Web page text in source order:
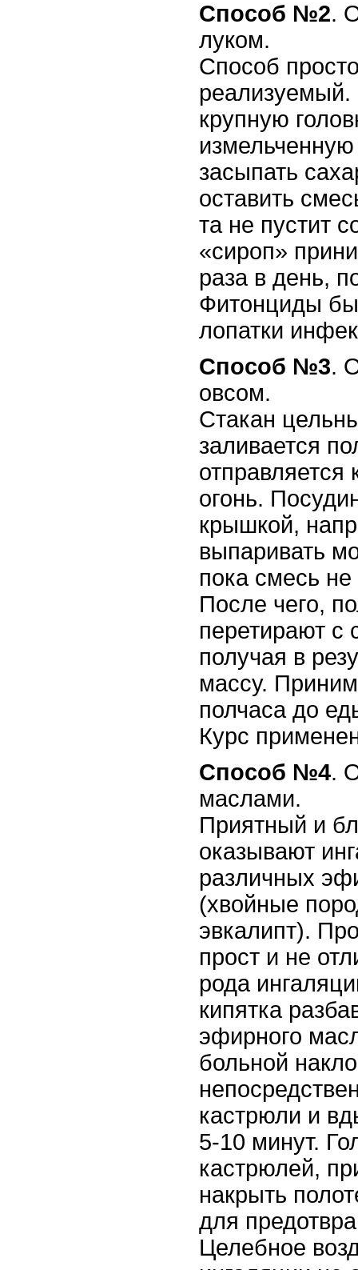
Способ №2.
луком.
Способ
реализуемый.
крупную
измельченную
засыпать
оставить
та не пустит
«сироп»
раза в день,
Фитонциды
лопатки
Способ №3.
овсом.
Стакан
заливается
отправляется
огонь.
крышкой,
выпаривать
пока смесь
После чего,
перетирают с
получая в
массу.
полчаса до
Курс
Способ №4.
маслами.
Приятный и
оказывают
различных
(хвойные
эвкалипт).
прост и не
рода
кипятка
эфирного
больной
кастрюли и
5-10 минут.
кастрюлей,
накрыть
для
Целебное